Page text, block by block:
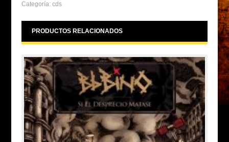
Categoría:cds
PRODUCTOS RELACIONADOS